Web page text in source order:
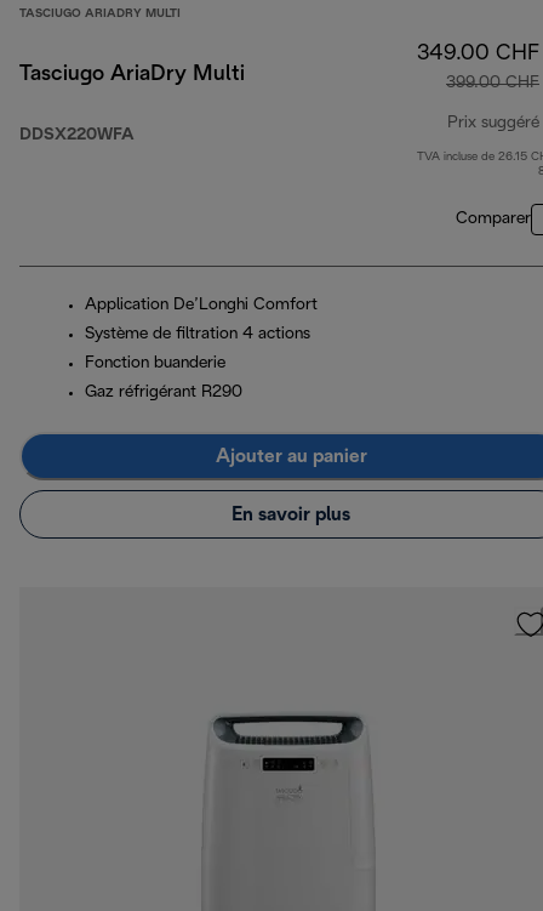
TASCIUGO ARIADRY MULTI
Tasciugo AriaDry Multi
DDSX220WFA
349.00 CHF
399.00 CHF
Prix suggéré
TVA incluse de 26.15
Comparer
Application De’Longhi Comfort
Système de filtration 4 actions
Fonction buanderie
Gaz réfrigérant R290
Ajouter au panier
En savoir plus